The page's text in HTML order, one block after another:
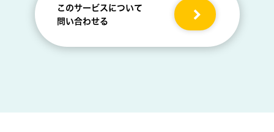
このサービスについて
問い合わせる